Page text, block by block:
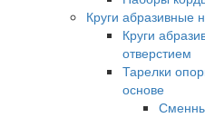
Круги абразивные
Круги
отверстием
Тарелки
основе